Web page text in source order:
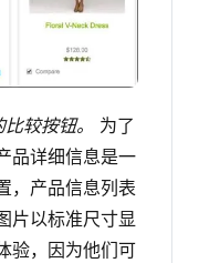
较按钮。
为了
品详细信息是一
，产品信息列表
片以标准尺寸显
验，因为他们可